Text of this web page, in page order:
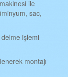
ile
sac,
işlemi
montajı